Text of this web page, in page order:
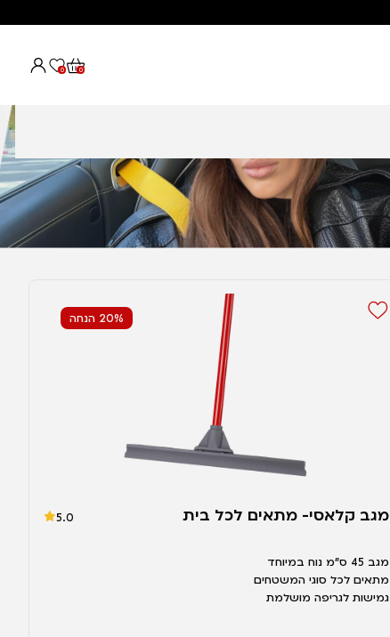
0
0
20% הנחה
מגב קלאסי- מתאים לכל בית 5.0
מגב 45 ס”מ נוח במיוחד
מתאים לכל סוגי המשטחים
גמישות לגריפה מושלמת